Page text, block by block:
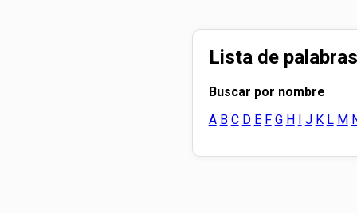
Lista de
Buscar por nombre
A B C D E F G H I J K L M